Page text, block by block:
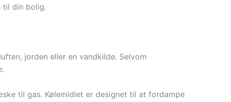
til din bolig.
jorden eller en vandkilde. Selvom
til gas. Kølemidlet er designet til at fordampe